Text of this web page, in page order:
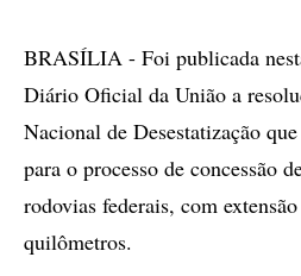
BRASÍLIA - Foi publicada
Diário Oficial da União a
Nacional de Desestatização
para o processo de concessão
rodovias federais, com
quilômetros.